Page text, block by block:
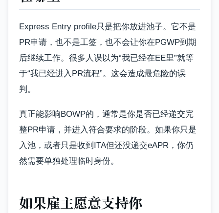
Express Entry profile只是把你放进池子。它不是
PR申请，也不是工签，也不会让你在PGWP到期
后继续工作。很多人误以为“我已经在EE里”就等
于“我已经进入PR流程”。这会造成最危险的误
判。
真正能影响BOWP的，通常是你是否已经递交完
整PR申请，并进入符合要求的阶段。如果你只是
入池，或者只是收到ITA但还没递交eAPR，你仍
然需要单独处理临时身份。
如果雇主愿意支持你